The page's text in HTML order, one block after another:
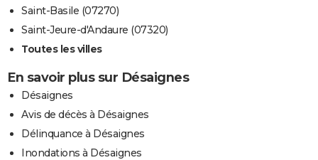
Saint-Basile (07270)
Saint-Jeure-d'Andaure (07320)
Toutes les villes
En savoir plus sur Désaignes
Désaignes
Avis de décès à Désaignes
Délinquance à Désaignes
Inondations à Désaignes